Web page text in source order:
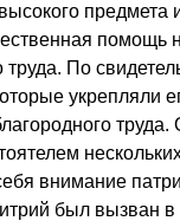
помощь
По
укрепляли
внимание
был вызван в